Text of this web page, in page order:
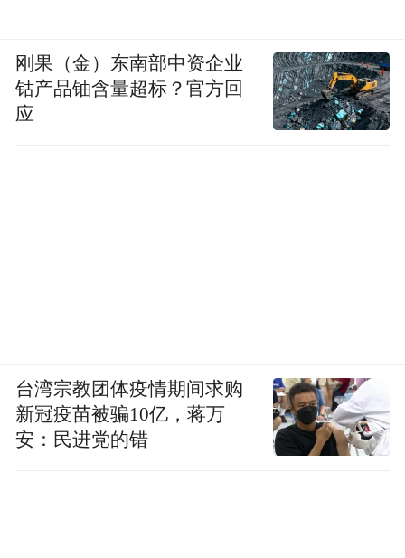
刚果（金）东南部中资企业
钴产品铀含量超标？官方回
应
台湾宗教团体疫情期间求购
新冠疫苗被骗10亿，蒋万
安：民进党的错